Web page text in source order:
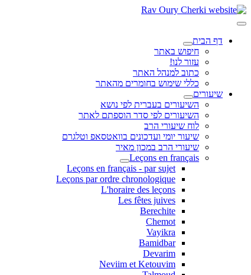
דף הבית
חיפוש באתר
עזור לנו!
כתוב למנהל האתר
כללי שימוש בחומרים מהאתר
שיעורים
השיעורים בעברית לפי נושא
השיעורים לפי סדר הוספתם לאתר
לוח שיעורי הרב
שיעור יומי ועדכונים בוואטסאפ וטלגרם
שיעורי הרב במכון מאיר
Leçons en français
Leçons en français - par sujet
Leçons par ordre chronologique
L'horaire des leçons
Les fêtes juives
Berechite
Chemot
Vayikra
Bamidbar
Devarim
Neviim et Ketouvim